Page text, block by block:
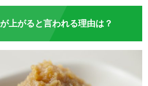
上がると言われる理由は？